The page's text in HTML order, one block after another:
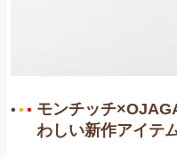
モンチッチ
わしい新作アイテ